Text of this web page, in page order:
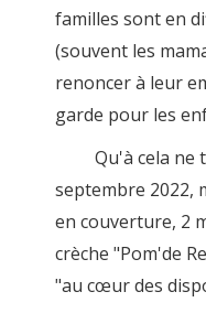
familles sont en
(souvent les
renoncer à leur
garde pour les
Qu'à cela ne
septembre 2022,
en couverture, 2
crèche "Pom'de
"au cœur des